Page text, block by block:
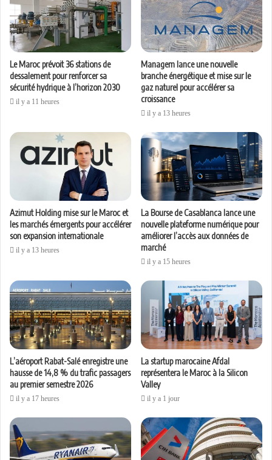
Le Maroc prévoit 36 stations de
dessalement pour renforcer sa
sécurité hydrique à l’horizon 2030
il y a 11 heures
Managem lance une nouvelle
branche énergétique et mise sur le
gaz naturel pour accélérer sa
croissance
il y a 13 heures
Azimut Holding mise sur le Maroc et
les marchés émergents pour accélérer
son expansion internationale
il y a 13 heures
La Bourse de Casablanca lance une
nouvelle plateforme numérique pour
améliorer l’accès aux données de
marché
il y a 15 heures
L’aéroport Rabat-Salé enregistre une
hausse de 14,8 % du trafic passagers
au premier semestre 2026
il y a 17 heures
La startup marocaine Afdal
représentera le Maroc à la Silicon
Valley
il y a 1 jour